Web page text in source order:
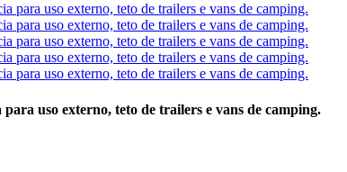
uso externo, teto de trailers e vans de camping.